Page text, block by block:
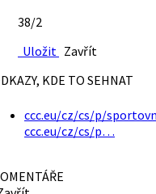
38/2
Uložit Zavřít
KDE TO SEHNAT
ccc.eu/cz/cs/p/
ccc.eu/cz/cs/p…